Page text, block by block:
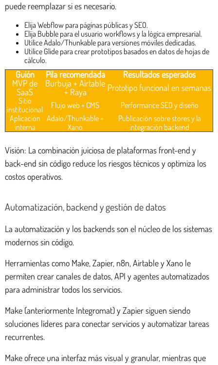
puede reemplazar si es necesario.
Elija Webflow para páginas públicas y SEO.
Elija Bubble para el usuario workflows y la lógica empresarial.
Utilice Adalo/Thunkable para versiones móviles dedicadas.
Utilice Glide para crear prototipos basados en datos de hojas de
cálculo.
Guión Pila recomendada
Resultados esperados
MVP de
SaaS
Burbuja + Airtable
+ Raya
Prototipo funcional en semanas
Sitio
institucional
Flujo web + CMS
Performance SEO y diseño
Aplicación
interna
Adalo/Thunkable +
Xano
Publicación sobre stores y la
integración backend
Visión: La combinación juiciosa de plataformas front-end y
back-end sin código reduce los riesgos técnicos y optimiza los
costos operativos.
Automatización, backend y gestión de datos
La automatización y los backends son el núcleo de los sistemas
modernos sin código.
Herramientas como Make, Zapier, n8n, Airtable y Xano le
permiten crear canales de datos, API y agentes automatizados
para administrar todos los servicios.
Make (anteriormente Integromat) y Zapier siguen siendo
soluciones líderes para conectar servicios y automatizar tareas
recurrentes.
Make ofrece una interfaz más visual y granular, mientras que